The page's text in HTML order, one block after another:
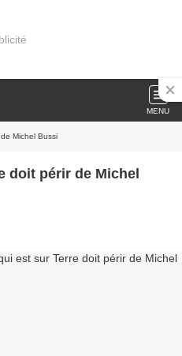
MENU
Michel Bussi
doit périr de Michel